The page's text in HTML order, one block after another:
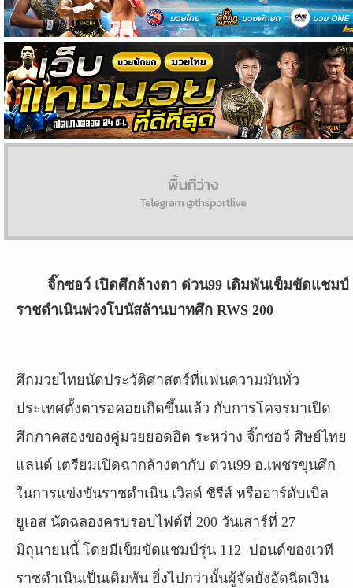
จิ๊กซอว์ เปิดศึกล้างตา ด่วน99 เดิมพันเข็มขัดแชมป์
ราชดำเนินพ่วงโบนัสล้านบาทศึก RWS 200
ศึกมวยไทยนัดประวัติศาสตร์ที่แฟนความมันทั่ว
ประเทศตั้งตารอคอยเกิดขึ้นแล้ว กับการโคจรมาเปิด
ศึกภาคสองของคู่มวยยอดฮิต ระหว่าง จิ๊กซอว์ ศิษย์ไทย
แลนด์ เตรียมเปิดฉากล้างตากับ ด่วน99 อ.เพชรขุนศึก
ในการแข่งขันราชดำเนิน เวิลด์ ซีรีส์ หรืออาร์ดับเบิล
ยูเอส นัดฉลองครบรอบไฟต์ที่ 200 วันเสาร์ที่ 27
มิถุนายนนี้ โดยมีเข็มขัดแชมป์รุ่น 112 ปอนด์ของเวที
ราชดำเนินเป็นเดิมพัน ยิ่งไปกว่านั้นผู้จัดยังอัดฉีดเงิน
แกล
ล
อรี่
สาว
งาม
ผล
บอล
24
2026
rights